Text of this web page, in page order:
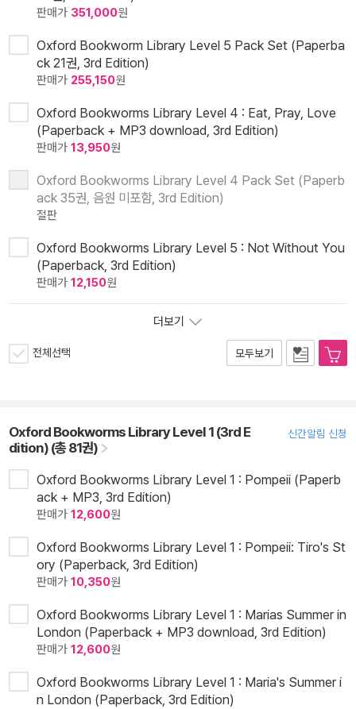
판매가 351,000원
Oxford Bookworm Library Level 5 Pack Set (Paperba
ck 21권, 3rd Edition)
판매가 255,150원
Oxford Bookworms Library Level 4 : Eat, Pray, Love
(Paperback + MP3 download, 3rd Edition)
판매가 13,950원
Oxford Bookworms Library Level 4 Pack Set (Paperb
ack 35권, 음원 미포함, 3rd Edition)
절판
Oxford Bookworms Library Level 5 : Not Without You
(Paperback, 3rd Edition)
판매가 12,150원
더보기
전체선택 모두보기
Oxford Bookworms Library Level 1 (3rd E
dition) (총 81권)
신간알림 신청
Oxford Bookworms Library Level 1 : Pompeii (Paperb
ack + MP3, 3rd Edition)
판매가 12,600원
Oxford Bookworms Library Level 1 : Pompeii: Tiro's St
ory (Paperback, 3rd Edition)
판매가 10,350원
Oxford Bookworms Library Level 1 : Marias Summer in
London (Paperback + MP3 download, 3rd Edition)
판매가 12,600원
Oxford Bookworms Library Level 1 : Maria's Summer i
n London (Paperback, 3rd Edition)